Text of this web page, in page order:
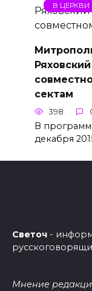
В ЦЕРКВИ
сектам
398
В
декабря
Светоч -
Мнение